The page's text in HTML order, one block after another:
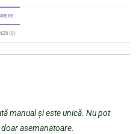
(0)
manual și este unică. Nu pot
asemanatoare.